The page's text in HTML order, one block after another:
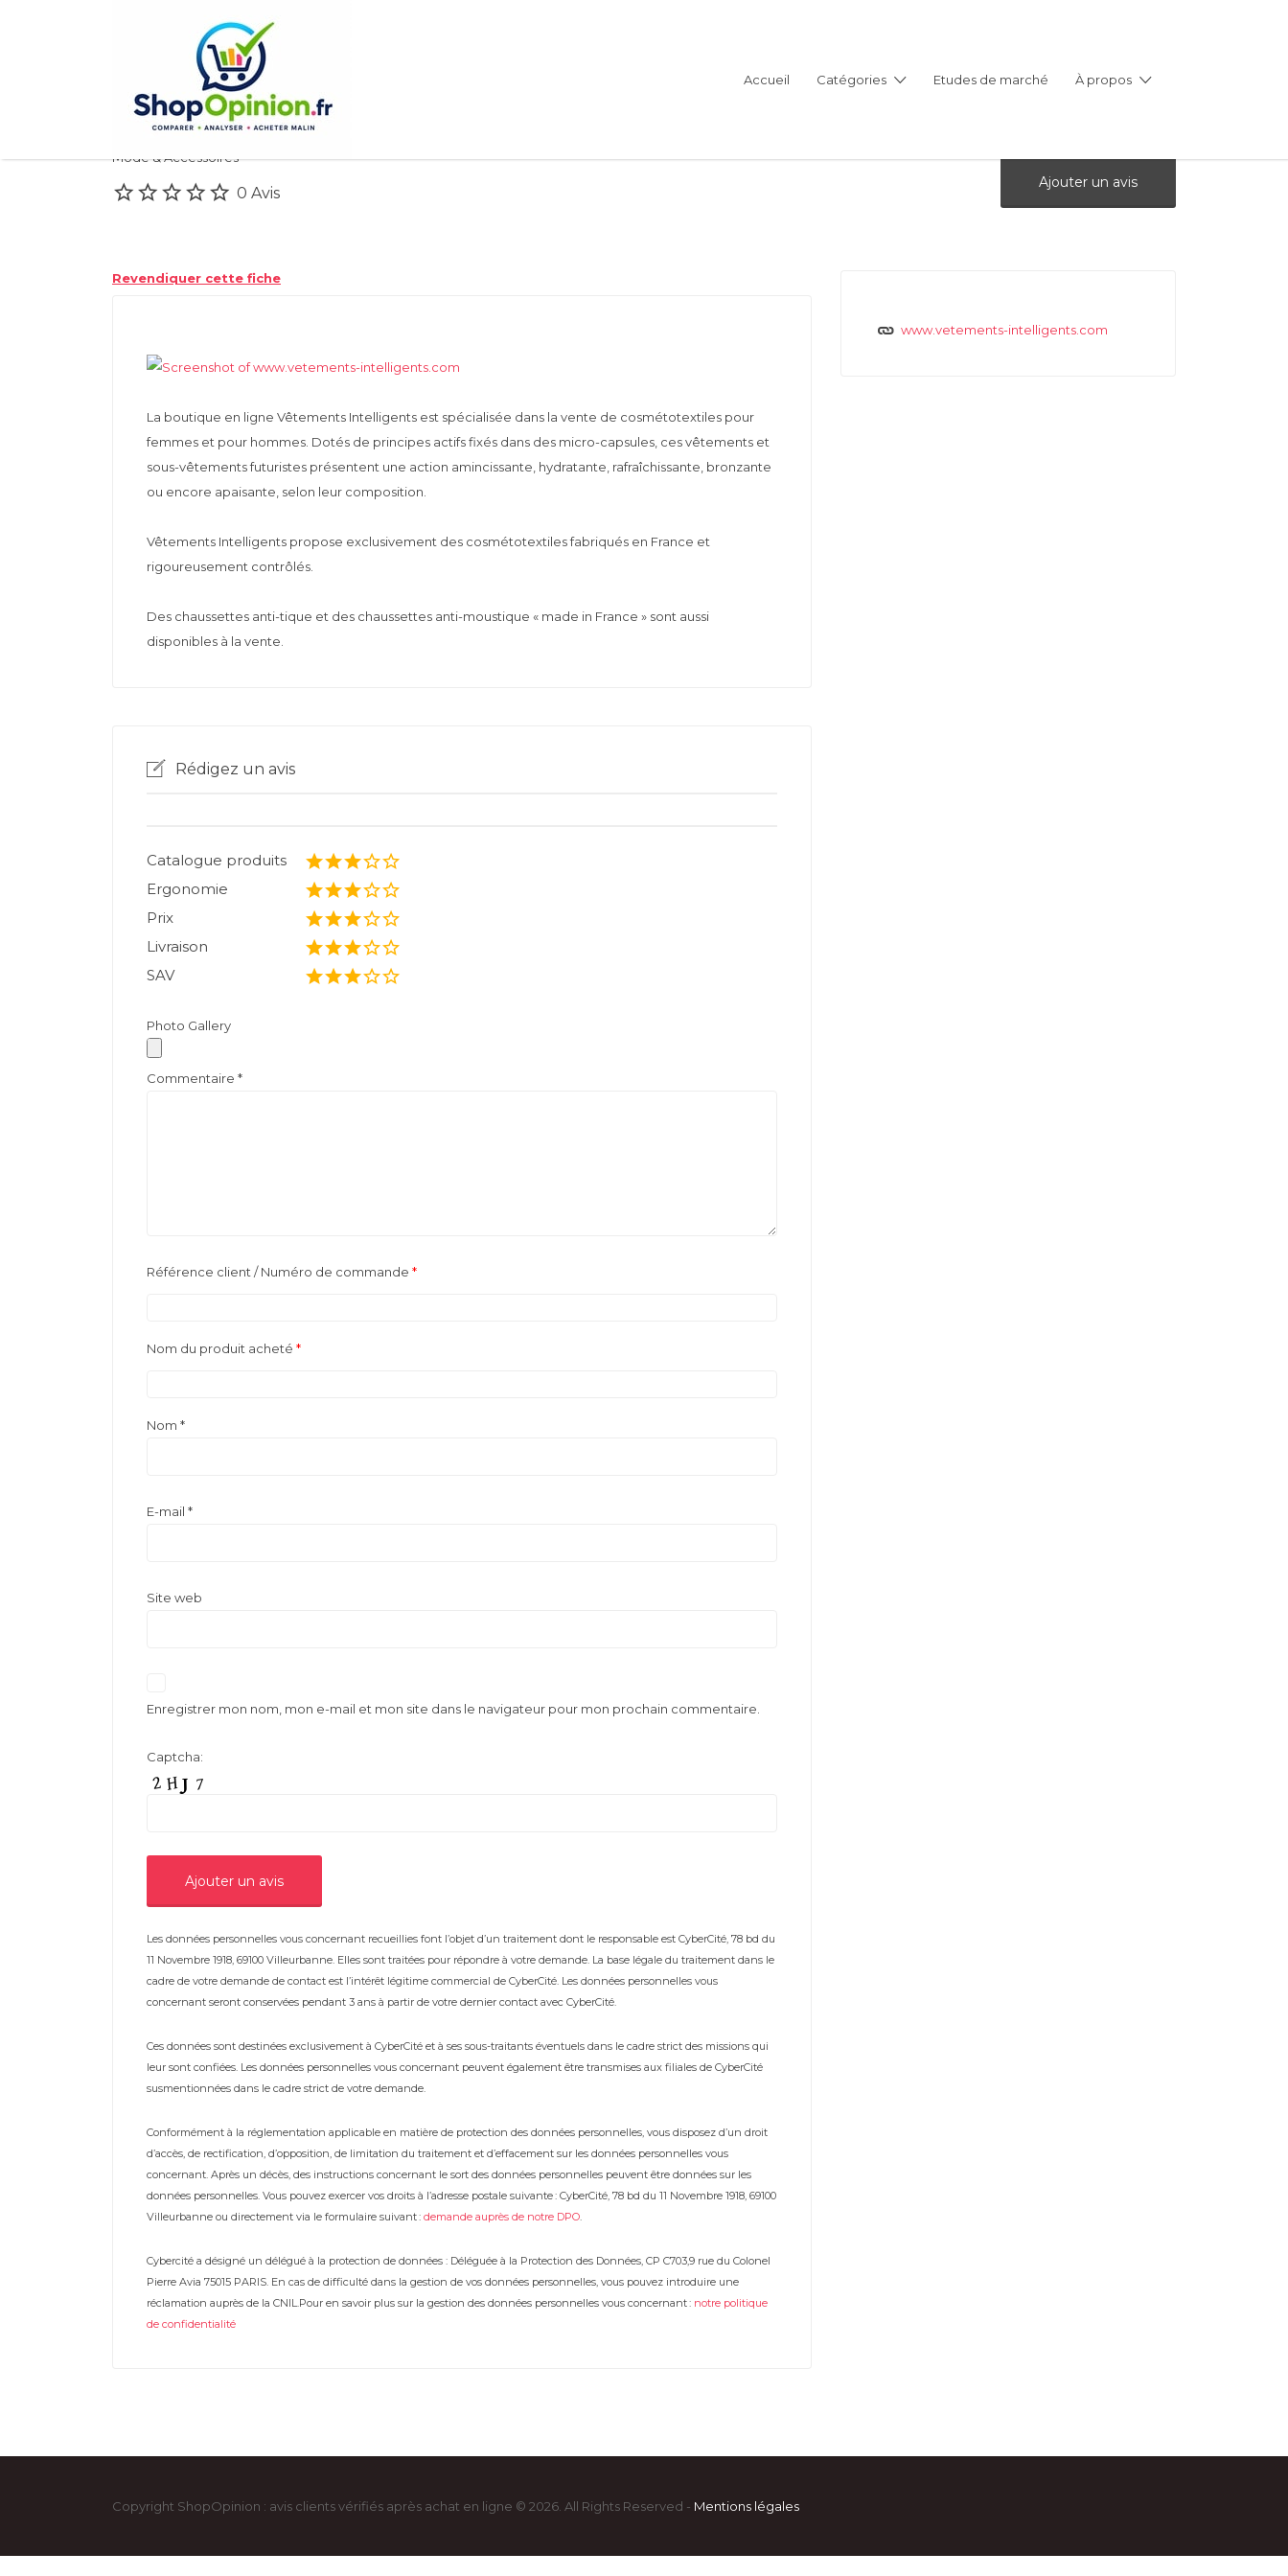
Accueil Catégories Etudes de marché À propos
Vetements Intelligents
Mode & Accessoires
0 Avis
Ajouter un avis
Revendiquer cette fiche
La boutique en ligne Vêtements Intelligents est spécialisée dans la vente de cosmétotextiles pour
femmes et pour hommes. Dotés de principes actifs fixés dans des micro-capsules, ces vêtements et
sous-vêtements futuristes présentent une action amincissante, hydratante, rafraîchissante, bronzante
ou encore apaisante, selon leur composition.
Vêtements Intelligents propose exclusivement des cosmétotextiles fabriqués en France et
rigoureusement contrôlés.
Des chaussettes anti-tique et des chaussettes anti-moustique « made in France » sont aussi
disponibles à la vente.
Rédigez un avis
Catalogue produits
Ergonomie
Prix
Livraison
SAV
Photo Gallery
Commentaire *
Référence client / Numéro de commande *
Nom du produit acheté *
Nom *
E-mail *
Site web
Enregistrer mon nom, mon e-mail et mon site dans le navigateur pour mon prochain commentaire.
Captcha:
Les données personnelles vous concernant recueillies font l’objet d’un traitement dont le responsable est CyberCité, 78 bd du
11 Novembre 1918, 69100 Villeurbanne. Elles sont traitées pour répondre à votre demande. La base légale du traitement dans le
cadre de votre demande de contact est l’intérêt légitime commercial de CyberCité. Les données personnelles vous
concernant seront conservées pendant 3 ans à partir de votre dernier contact avec CyberCité.
Ces données sont destinées exclusivement à CyberCité et à ses sous-traitants éventuels dans le cadre strict des missions qui
leur sont confiées. Les données personnelles vous concernant peuvent également être transmises aux filiales de CyberCité
susmentionnées dans le cadre strict de votre demande.
Conformément à la réglementation applicable en matière de protection des données personnelles, vous disposez d’un droit
d’accès, de rectification, d’opposition, de limitation du traitement et d’effacement sur les données personnelles vous
concernant. Après un décès, des instructions concernant le sort des données personnelles peuvent être données sur les
données personnelles. Vous pouvez exercer vos droits à l’adresse postale suivante : CyberCité, 78 bd du 11 Novembre 1918, 69100
Villeurbanne ou directement via le formulaire suivant : demande auprès de notre DPO.
Cybercité a désigné un délégué à la protection de données : Déléguée à la Protection des Données, CP C703,9 rue du Colonel
Pierre Avia 75015 PARIS. En cas de difficulté dans la gestion de vos données personnelles, vous pouvez introduire une
réclamation auprès de la CNIL.Pour en savoir plus sur la gestion des données personnelles vous concernant : notre politique
de confidentialité
www.vetements-intelligents.com
Copyright ShopOpinion : avis clients vérifiés après achat en ligne © 2026. All Rights Reserved - Mentions légales